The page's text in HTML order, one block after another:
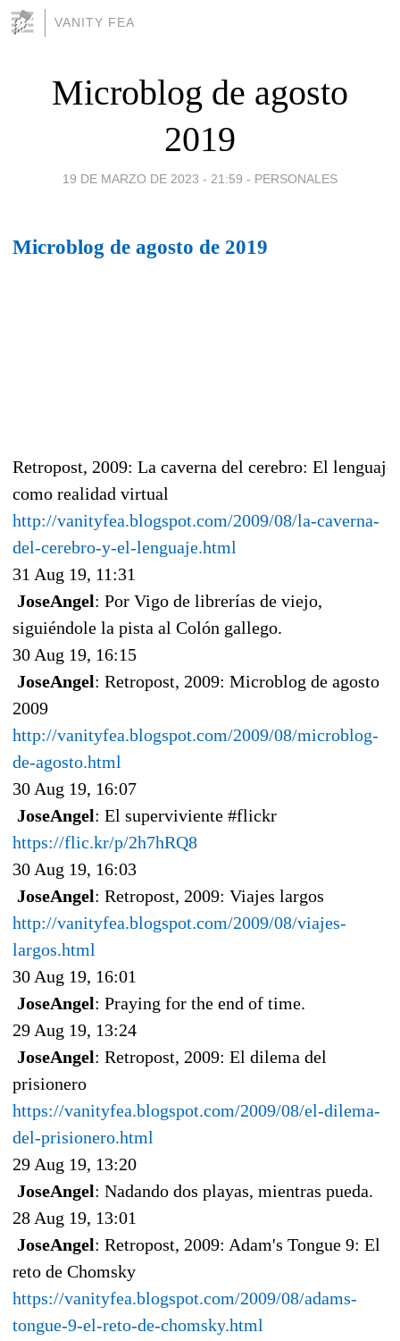
VANITY FEA
Microblog de agosto
2019
19 DE MARZO DE 2023 - 21:59 - PERSONALES
Microblog de agosto de 2019
Retropost, 2009: La caverna del cerebro: El lenguaje
como realidad virtual
http://vanityfea.blogspot.com/2009/08/la-caverna-
del-cerebro-y-el-lenguaje.html
31 Aug 19, 11:31
JoseAngel: Por Vigo de librerías de viejo,
siguiéndole la pista al Colón gallego.
30 Aug 19, 16:15
JoseAngel: Retropost, 2009: Microblog de agosto
2009
http://vanityfea.blogspot.com/2009/08/microblog-
de-agosto.html
30 Aug 19, 16:07
JoseAngel: El superviviente #flickr
https://flic.kr/p/2h7hRQ8
30 Aug 19, 16:03
JoseAngel: Retropost, 2009: Viajes largos
http://vanityfea.blogspot.com/2009/08/viajes-
largos.html
30 Aug 19, 16:01
JoseAngel: Praying for the end of time.
29 Aug 19, 13:24
JoseAngel: Retropost, 2009: El dilema del
prisionero
https://vanityfea.blogspot.com/2009/08/el-dilema-
del-prisionero.html
29 Aug 19, 13:20
JoseAngel: Nadando dos playas, mientras pueda.
28 Aug 19, 13:01
JoseAngel: Retropost, 2009: Adam's Tongue 9: El
reto de Chomsky
https://vanityfea.blogspot.com/2009/08/adams-
tongue-9-el-reto-de-chomsky.html